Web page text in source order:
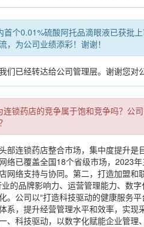
0.01%硫酸阿托品滴眼液已获批
为公司业绩添彩！谢谢！
已经转达给公司管理层。谢谢您对
药店的竞争属于饱和竞争吗？公
部连锁药店整合市场，集中度提升
络已覆盖全国18个省级市场，2023
络支持与协同。第二，打造加盟和
的品牌影响力、运营管理能力、数
公司以“打造科技驱动的健康服务
系，提升经营管理水平和效率，实
科技驱动，以数字化赋能企业管理